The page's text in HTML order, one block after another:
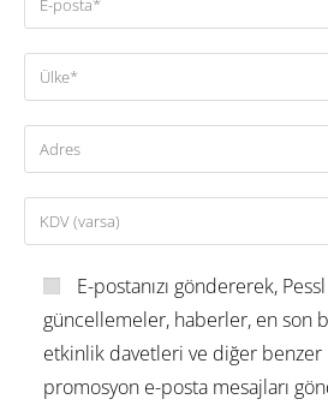
E-postanızı göndererek,
güncellemeler, haberler, en son
etkinlik davetleri ve diğer
promosyon e-posta mesajları